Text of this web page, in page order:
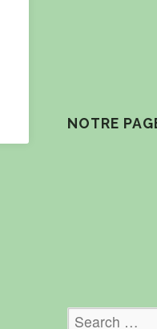
NOTRE